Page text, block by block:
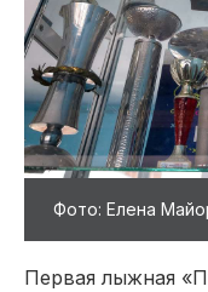
Фото: Елена
Первая лыжная